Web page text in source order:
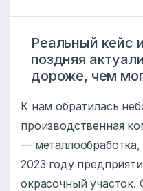
Реальный кейс
поздняя
дороже, чем
К нам обратилась
производственная
— металлообработка,
2023 году
окрасочный участок.